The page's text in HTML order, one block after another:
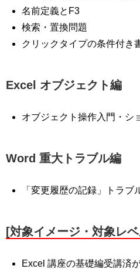
名前定義とF3
検索・置換問題
クリックタイプの条件付き
Excel オブジェクト編
オブジェクト操作入門・シ
Word 重大トラブル編
「変更履歴の記録」トラブ
[対象イメージ・対象レベ
Excel 講座の基礎編受講済